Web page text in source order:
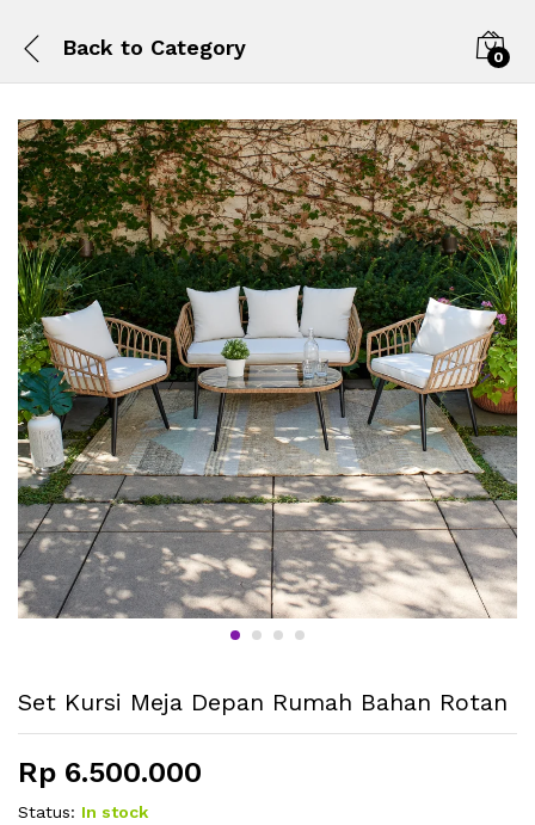
Back to Category 0
Set Kursi Meja Depan Rumah Bahan Rotan
Rp 6.500.000
Status: In stock